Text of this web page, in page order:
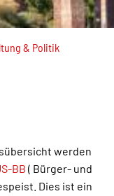
& Politik
werden
BB ( Bürger- und
Dies ist ein